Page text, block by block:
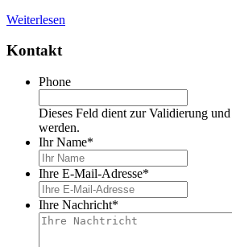
Weiterlesen
Kontakt
Phone
Dieses Feld dient zur Validierung
werden.
Ihr Name*
Ihre E-Mail-Adresse*
Ihre Nachricht*